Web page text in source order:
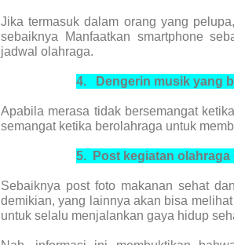
Jika termasuk dalam orang yang
sebaiknya Manfaatkan smartphone
jadwal olahraga.
4. Dengerin musik yang
Apabila merasa tidak bersemangat
semangat ketika berolahraga untuk
5. Post kegiatan
Sebaiknya post foto makanan sehat
demikian, yang lainnya akan bisa
untuk selalu menjalankan gaya hidup